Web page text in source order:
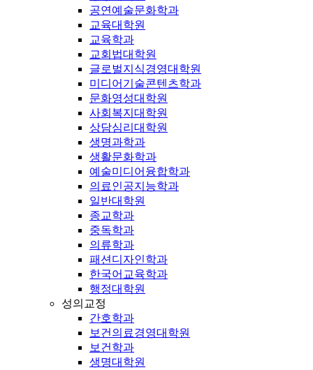
공연예술문화학과
교육대학원
교육학과
교회법대학원
글로벌지식경영대학원
미디어기술콘텐츠학과
문화영성대학원
사회복지대학원
상담심리대학원
생명과학과
생활문화학과
예술미디어융합학과
의료인공지능학과
일반대학원
종교학과
중독학과
의류학과
패션디자인학과
한국어교육학과
행정대학원
성의교정
간호학과
보건의료경영대학원
보건학과
생명대학원